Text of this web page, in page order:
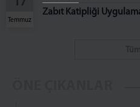
Temmuz
Zabıt Katipliği